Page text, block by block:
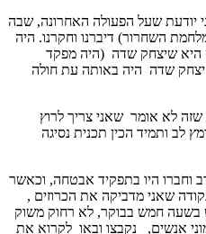
יודעת שעל הפעולה האחרונה, שבה
השחרור) דיברנו וחקרנו. היה
היא שיצחק שדה (היה מפקד
יצחק שדה היה באותה עת חולה
שזה לא אומר שאני צריך לרוץ
לב ותמיד הכין תכנית נסיגה
וחברו היו בתפקיד אבטחה, וכאשר
שאני מדביקה את הכרוזים ,
בשעה חמש בבוקר, לא רחוק משוק
אנשים, נקבצו ובאו לקרוא את